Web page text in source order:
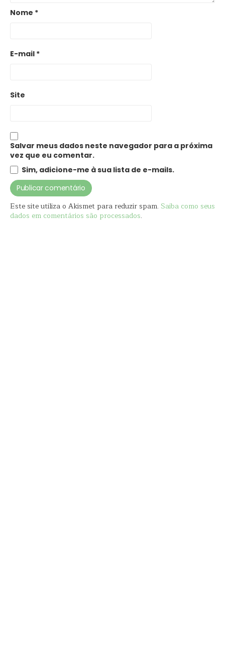
Nome *
E-mail *
Site
Salvar meus dados neste navegador para a próxima
vez que eu comentar.
Sim, adicione-me à sua lista de e-mails.
Este site utiliza o Akismet para reduzir spam. Saiba como seus
dados em comentários são processados.